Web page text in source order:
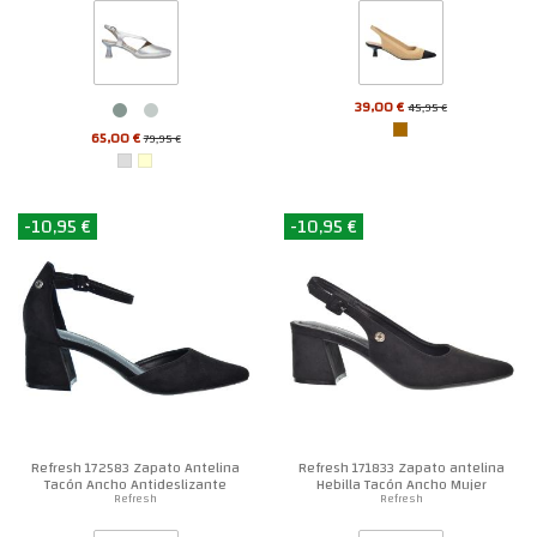
65,00 €79,95 €
39,00 €45,95 €
-10,95 €
Refresh 172583 Zapato Antelina
Tacón Ancho Antideslizante
Mujer
Refresh
-10,95 €
Refresh 171833 Zapato antelina
Hebilla Tacón Ancho Mujer
Refresh